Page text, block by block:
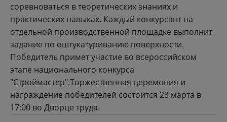
соревноваться в теоретических знаниях и
практических навыках. Каждый конкурсант на
отдельной производственной площадке выполнит
задание по оштукатуриванию поверхности.
Победитель примет участие во всероссийском
этапе национального конкурса
"Строймастер".Торжественная церемония и
награждение победителей состоится 23 марта в
17:00 во Дворце труда.